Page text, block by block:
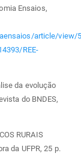
Ensaios,
article/view/
REE-
da evolução
do BNDES,
RURAIS
da UFPR, 25 p.